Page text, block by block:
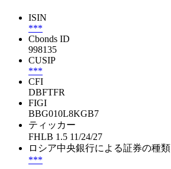
ISIN
***
Cbonds ID
998135
CUSIP
***
CFI
DBFTFR
FIGI
BBG010L8KGB7
ティッカー
FHLB 1.5 11/24/27
ロシア中央銀行による証券の種類
***